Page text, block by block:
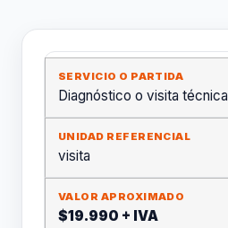
Diagnóstico o visita técnica
visita
$19.990 + IVA